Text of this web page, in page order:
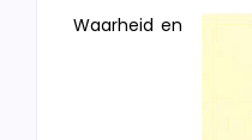
Waarheid en